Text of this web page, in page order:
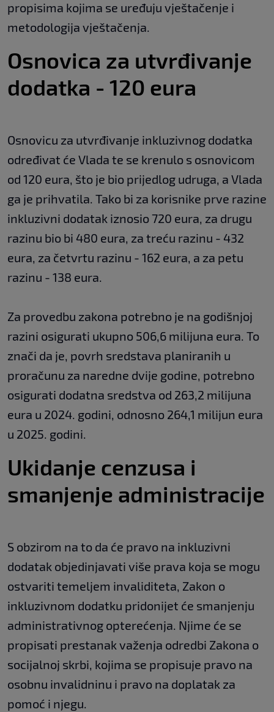
propisima kojima se uređuju vještačenje i
metodologija vještačenja.
Osnovica za utvrđivanje
dodatka - 120 eura
Osnovicu za utvrđivanje inkluzivnog dodatka
određivat će Vlada te se krenulo s osnovicom
od 120 eura, što je bio prijedlog udruga, a Vlada
ga je prihvatila. Tako bi za korisnike prve razine
inkluzivni dodatak iznosio 720 eura, za drugu
razinu bio bi 480 eura, za treću razinu - 432
eura, za četvrtu razinu - 162 eura, a za petu
razinu - 138 eura.
Za provedbu zakona potrebno je na godišnjoj
razini osigurati ukupno 506,6 milijuna eura. To
znači da je, povrh sredstava planiranih u
proračunu za naredne dvije godine, potrebno
osigurati dodatna sredstva od 263,2 milijuna
eura u 2024. godini, odnosno 264,1 milijun eura
u 2025. godini.
Ukidanje cenzusa i
smanjenje administracije
S obzirom na to da će pravo na inkluzivni
dodatak objedinjavati više prava koja se mogu
ostvariti temeljem invaliditeta, Zakon o
inkluzivnom dodatku pridonijet će smanjenju
administrativnog opterećenja. Njime će se
propisati prestanak važenja odredbi Zakona o
socijalnoj skrbi, kojima se propisuje pravo na
osobnu invalidninu i pravo na doplatak za
pomoć i njegu.